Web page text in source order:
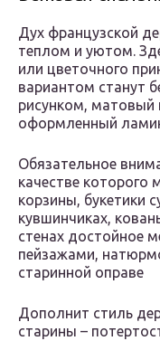
Дух французской
теплом и уютом.
или цветочного
вариантом станут
рисунком, матовый
оформленный
Обязательное
качестве которого
корзины, букетики
кувшинчиках,
стенах достойное
пейзажами,
старинной оправе
Дополнит стиль
старины –